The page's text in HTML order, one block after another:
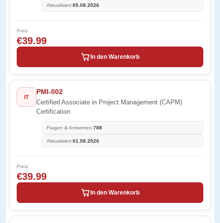
Aktualisiert:05.08.2026
Preis
€39.99
In den Warenkorb
IT
PMI-002
Certified Associate in Project Management (CAPM)
Certification
Fragen & Antworten:788
Aktualisiert:01.08.2026
Preis
€39.99
In den Warenkorb